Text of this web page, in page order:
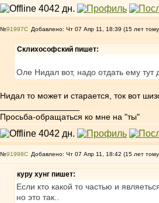
№91997 Добавлено: Чт 07 Апр 11, 18:39 (15 лет
Склихософский пишет:
Оле Нидал вот, надо отдать ему
Нидал то может и старается, ток вот
Просьба-обращаться ко мне на "ты"
№91998 Добавлено: Чт 07 Апр 11, 18:42 (15 лет
куру хунг пишет:
Если кто какой то частью и
но это так..